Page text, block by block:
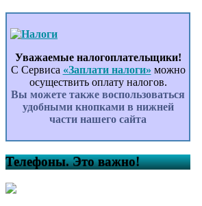
Уважаемые налогоплательщики!
С Сервиса «Заплати налоги» можно
осуществить оплату налогов.
Вы можете также воспользоваться
удобными кнопками в нижней
части нашего сайта
Телефоны. Это важно!